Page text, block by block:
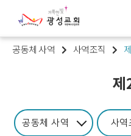
공동체 사역 사역조직
제
공동체 사역 사역